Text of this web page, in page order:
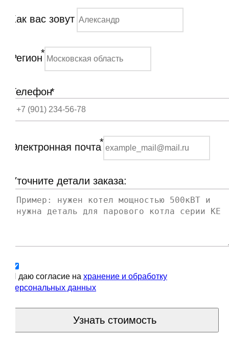
Как вас зовут
Регион*
Телефон*
Электронная почта*
Уточните детали заказа:
Я даю согласие на хранение и обработку
персональных данных
Узнать стоимость